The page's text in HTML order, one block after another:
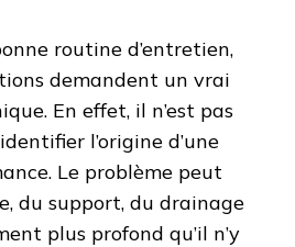
routine d’entretien,
demandent un vrai
En effet, il n’est pas
l’origine d’une
Le problème peut
du support, du drainage
plus profond qu’il n’y